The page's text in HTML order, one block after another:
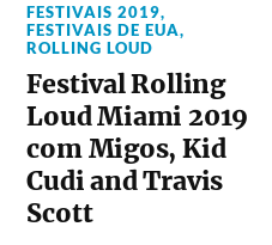
FESTIVAIS 2019,
FESTIVAIS DE EUA,
ROLLING LOUD
Festival Rolling
Loud Miami 2019
com Migos, Kid
Cudi and Travis
Scott